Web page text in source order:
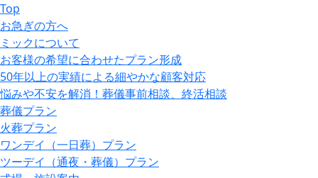
Top
お急ぎの方へ
ミックについて
お客様の希望に合わせたプラン形成
50年以上の実績による細やかな顧客対応
悩みや不安を解消！葬儀事前相談、終活相談
葬儀プラン
火葬プラン
ワンデイ（一日葬）プラン
ツーデイ（通夜・葬儀）プラン